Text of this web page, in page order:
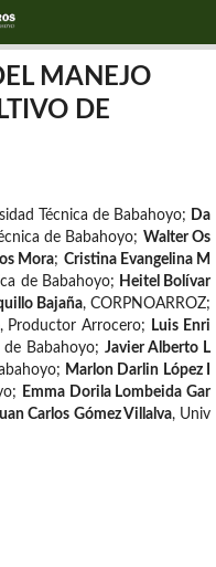
MANEJO
DE
Técnica de Babahoyo; Da
de Babahoyo; Walter Os
Mora; Cristina Evangelina M
de Babahoyo; Heitel Bolívar
Bajaña,CORPNOARROZ;
, Productor Arrocero;
Luis Enri
de Babahoyo; Javier Alberto L
; Marlon Darlin López I
;
Emma Dorila Lombeida Gar
Carlos Gómez Villalva, Univ